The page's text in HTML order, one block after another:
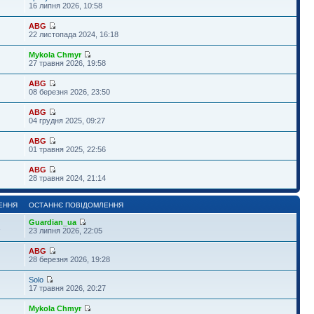
16 липня 2026, 10:58
ABG
22 листопада 2024, 16:18
Mykola Chmyr
27 травня 2026, 19:58
ABG
08 березня 2026, 23:50
ABG
04 грудня 2025, 09:27
ABG
01 травня 2025, 22:56
ABG
28 травня 2024, 21:14
ОСТАННЄ ПОВІДОМЛЕННЯ
Guardian_ua
23 липня 2026, 22:05
ABG
28 березня 2026, 19:28
Solo
17 травня 2026, 20:27
Mykola Chmyr